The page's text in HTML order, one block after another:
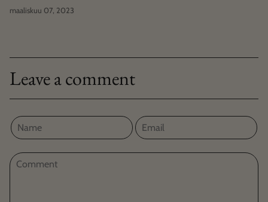
maaliskuu 07, 2023
Leave a comment